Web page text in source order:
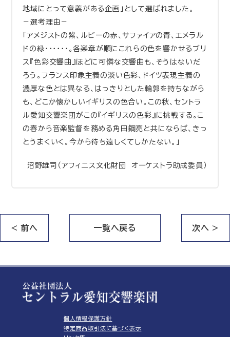
地域にとって意義がある企画」として選ばれました。
－選考理由－
「アメジストの紫、ルビーの赤、サファイアの青、エメラル
ドの緑・・・・・・。各楽章が順にこれらの色を響かせるブリ
ス『色彩交響曲』ほどに可憐な交響曲も、そうはないだ
ろう。フランス印象主義の淡い色彩、ドイツ表現主義の
濃厚な色とは異なる、はっきりとした輪郭を持ちながら
も、どこか懐かしいイギリスの色合い。この秋、セントラ
ル愛知交響楽団がこの『イギリスの色彩』に挑戦する。こ
の春から音楽監督を務める角田鋼亮と共にならば、きっ
とうまくいく。今から待ち遠しくてしかたない。」
沼野雄司（アフィニス文化財団 オーケストラ助成委員）
< 前へ 一覧へ戻る 次へ >
個人情報保護方針
特定商品取引法に基づく表示